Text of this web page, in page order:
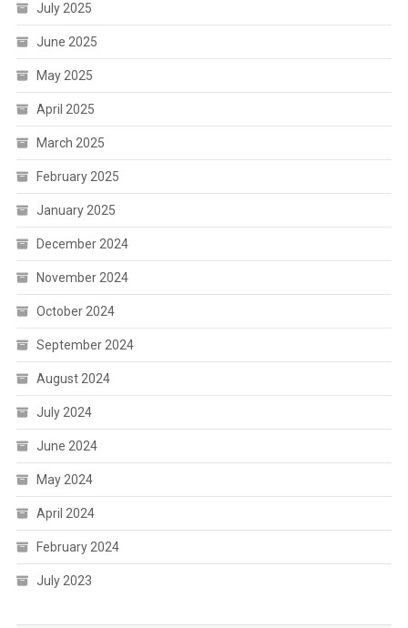
July 2025
June 2025
May 2025
April 2025
March 2025
February 2025
January 2025
December 2024
November 2024
October 2024
September 2024
August 2024
July 2024
June 2024
May 2024
April 2024
February 2024
July 2023